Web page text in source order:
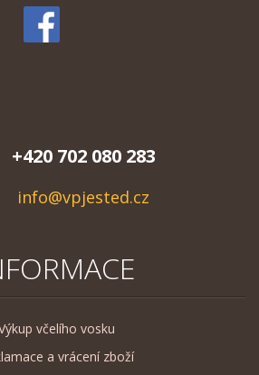
+420 702 080 283
info@vpjested.cz
včelího vosku
a vrácení zboží